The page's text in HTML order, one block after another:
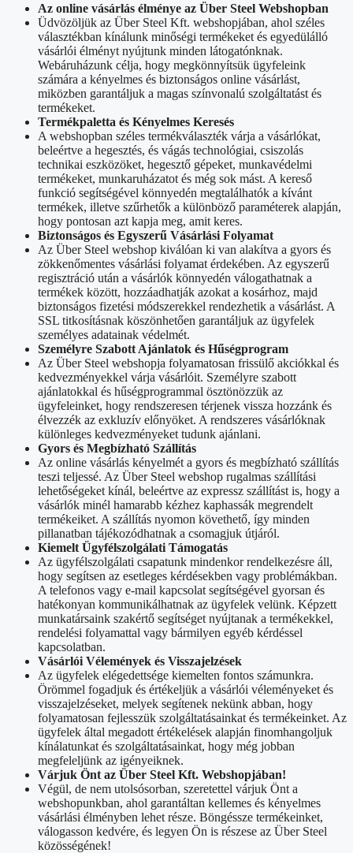
Az online vásárlás élménye az Über Steel Webshopban
Üdvözöljük az Über Steel Kft. webshopjában, ahol széles
választékban kínálunk minőségi termékeket és egyedülálló
vásárlói élményt nyújtunk minden látogatónknak.
Webáruházunk célja, hogy megkönnyítsük ügyfeleink
számára a kényelmes és biztonságos online vásárlást,
miközben garantáljuk a magas színvonalú szolgáltatást és
termékeket.
Termékpaletta és Kényelmes Keresés
A webshopban széles termékválaszték várja a vásárlókat,
beleértve a hegesztés, és vágás technológiai, csiszolás
technikai eszközöket, hegesztő gépeket, munkavédelmi
termékeket, munkaruházatot és még sok mást. A kereső
funkció segítségével könnyedén megtalálhatók a kívánt
termékek, illetve szűrhetők a különböző paraméterek alapján,
hogy pontosan azt kapja meg, amit keres.
Biztonságos és Egyszerű Vásárlási Folyamat
Az Über Steel webshop kiválóan ki van alakítva a gyors és
zökkenőmentes vásárlási folyamat érdekében. Az egyszerű
regisztráció után a vásárlók könnyedén válogathatnak a
termékek között, hozzáadhatják azokat a kosárhoz, majd
biztonságos fizetési módszerekkel rendezhetik a vásárlást. A
SSL titkosításnak köszönhetően garantáljuk az ügyfelek
személyes adatainak védelmét.
Személyre Szabott Ajánlatok és Hűségprogram
Az Über Steel webshopja folyamatosan frissülő akciókkal és
kedvezményekkel várja vásárlóit. Személyre szabott
ajánlatokkal és hűségprogrammal ösztönözzük az
ügyfeleinket, hogy rendszeresen térjenek vissza hozzánk és
élvezzék az exkluzív előnyöket. A rendszeres vásárlóknak
különleges kedvezményeket tudunk ajánlani.
Gyors és Megbízható Szállítás
Az online vásárlás kényelmét a gyors és megbízható szállítás
teszi teljessé. Az Über Steel webshop rugalmas szállítási
lehetőségeket kínál, beleértve az expressz szállítást is, hogy a
vásárlók minél hamarabb kézhez kaphassák megrendelt
termékeiket. A szállítás nyomon követhető, így minden
pillanatban tájékozódhatnak a csomagjuk útjáról.
Kiemelt Ügyfélszolgálati Támogatás
Az ügyfélszolgálati csapatunk mindenkor rendelkezésre áll,
hogy segítsen az esetleges kérdésekben vagy problémákban.
A telefonos vagy e-mail kapcsolat segítségével gyorsan és
hatékonyan kommunikálhatnak az ügyfelek velünk. Képzett
munkatársaink szakértő segítséget nyújtanak a termékekkel,
rendelési folyamattal vagy bármilyen egyéb kérdéssel
kapcsolatban.
Vásárlói Vélemények és Visszajelzések
Az ügyfelek elégedettsége kiemelten fontos számunkra.
Örömmel fogadjuk és értékeljük a vásárlói véleményeket és
visszajelzéseket, melyek segítenek nekünk abban, hogy
folyamatosan fejlesszük szolgáltatásainkat és termékeinket. Az
ügyfelek által megadott értékelések alapján finomhangoljuk
kínálatunkat és szolgáltatásainkat, hogy még jobban
megfeleljünk az igényeiknek.
Várjuk Önt az Über Steel Kft. Webshopjában!
Végül, de nem utolsósorban, szeretettel várjuk Önt a
webshopunkban, ahol garantáltan kellemes és kényelmes
vásárlási élményben lehet része. Böngéssze termékeinket,
válogasson kedvére, és legyen Ön is részese az Über Steel
közösségének!